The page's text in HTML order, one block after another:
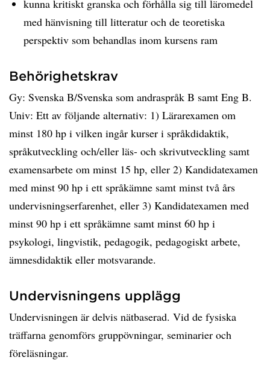
kunna kritiskt granska och förhålla sig till läromedel
med hänvisning till litteratur och de teoretiska
perspektiv som behandlas inom kursens ram
Behörighetskrav
Gy: Svenska B/Svenska som andraspråk B samt Eng B.
Univ: Ett av följande alternativ: 1) Lärarexamen om
minst 180 hp i vilken ingår kurser i språkdidaktik,
språkutveckling och/eller läs- och skrivutveckling samt
examensarbete om minst 15 hp, eller 2) Kandidatexamen
med minst 90 hp i ett språkämne samt minst två års
undervisningserfarenhet, eller 3) Kandidatexamen med
minst 90 hp i ett språkämne samt minst 60 hp i
psykologi, lingvistik, pedagogik, pedagogiskt arbete,
ämnesdidaktik eller motsvarande.
Undervisningens upplägg
Undervisningen är delvis nätbaserad. Vid de fysiska
träffarna genomförs gruppövningar, seminarier och
föreläsningar.